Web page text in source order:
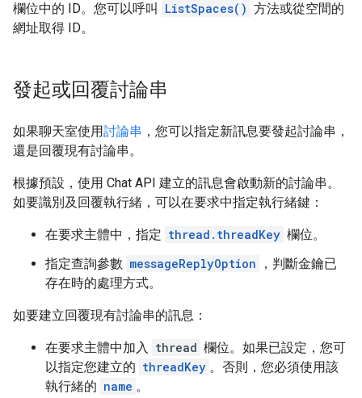
欄位中的 ID。您可以呼叫
ListSpaces() 方法或從空間的
網址取得 ID。
發起或回覆討論串
如果聊天室使用討論串 ，您可以指定新訊息要發起討論串，
還是回覆現有討論串。
根據預設，使用 Chat API 建立的訊息會啟動新的討論串。
如要識別及回覆執行緒，可以在要求中指定執行緒鍵：
在要求主體中，指定 thread.threadKey 欄位。
指定查詢參數 messageReplyOption
，判斷金鑰已
存在時的處理方式。
如要建立回覆現有討論串的訊息：
在要求主體中加入 thread 欄位。如果已設定，您可
以指定您建立的 threadKey 。否則，您必須使用該
執行緒的 name 。